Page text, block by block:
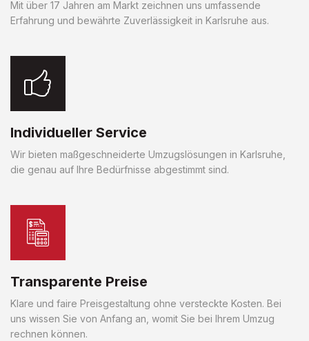
Mit über 17 Jahren am Markt zeichnen uns umfassende
Erfahrung und bewährte Zuverlässigkeit in Karlsruhe aus.
Individueller Service
Wir bieten maßgeschneiderte Umzugslösungen in Karlsruhe,
die genau auf Ihre Bedürfnisse abgestimmt sind.
Transparente Preise
Klare und faire Preisgestaltung ohne versteckte Kosten. Bei
uns wissen Sie von Anfang an, womit Sie bei Ihrem Umzug
rechnen können.